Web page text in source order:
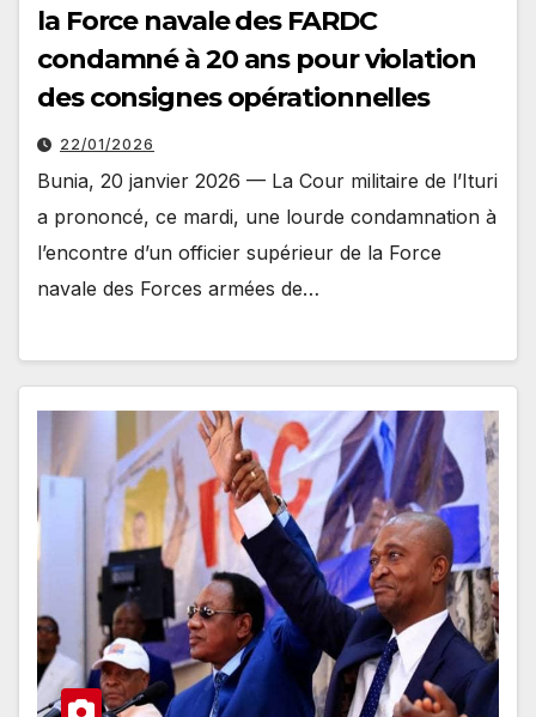
la Force navale des FARDC
condamné à 20 ans pour violation
des consignes opérationnelles
22/01/2026
Bunia, 20 janvier 2026 — La Cour militaire de l’Ituri
a prononcé, ce mardi, une lourde condamnation à
l’encontre d’un officier supérieur de la Force
navale des Forces armées de…